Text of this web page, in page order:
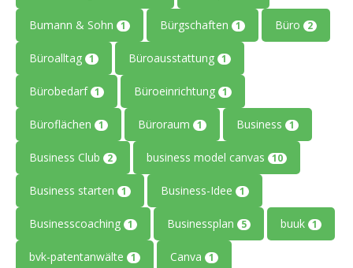
Bumann & Sohn 1 Bürgschaften 1 Büro 2
Büroalltag 1 Büroausstattung 1
Bürobedarf 1 Büroeinrichtung 1
Büroflächen 1 Büroraum 1 Business 1
Business Club 2 business model canvas 10
Business starten 1 Business-Idee 1
Businesscoaching 1 Businessplan 5 buuk 1
bvk-patentanwälte 1 Canva 1